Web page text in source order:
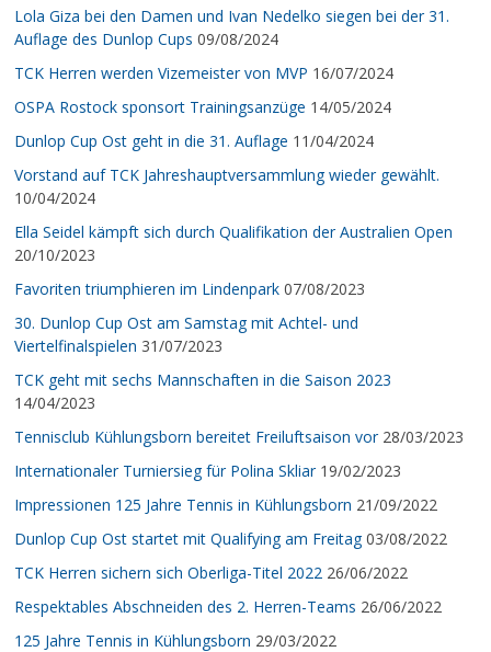
Lola Giza bei den Damen und Ivan Nedelko siegen bei der 31.
Auflage des Dunlop Cups 09/08/2024
TCK Herren werden Vizemeister von MVP 16/07/2024
OSPA Rostock sponsort Trainingsanzüge 14/05/2024
Dunlop Cup Ost geht in die 31. Auflage 11/04/2024
Vorstand auf TCK Jahreshauptversammlung wieder gewählt.
10/04/2024
Ella Seidel kämpft sich durch Qualifikation der Australien Open
20/10/2023
Favoriten triumphieren im Lindenpark 07/08/2023
30. Dunlop Cup Ost am Samstag mit Achtel- und
Viertelfinalspielen 31/07/2023
TCK geht mit sechs Mannschaften in die Saison 2023
14/04/2023
Tennisclub Kühlungsborn bereitet Freiluftsaison vor 28/03/2023
Internationaler Turniersieg für Polina Skliar 19/02/2023
Impressionen 125 Jahre Tennis in Kühlungsborn 21/09/2022
Dunlop Cup Ost startet mit Qualifying am Freitag 03/08/2022
TCK Herren sichern sich Oberliga-Titel 2022 26/06/2022
Respektables Abschneiden des 2. Herren-Teams 26/06/2022
125 Jahre Tennis in Kühlungsborn 29/03/2022